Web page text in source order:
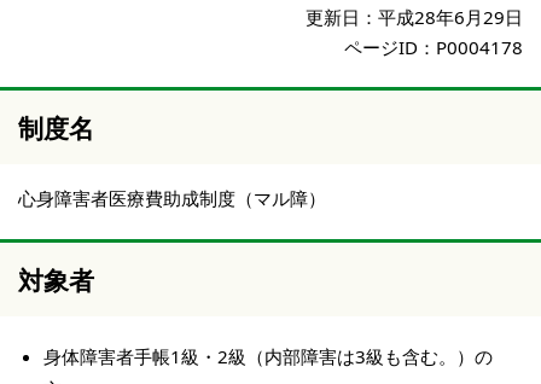
更新日： 平成28年6月29日
ページID：P0004178
制度名
心身障害者医療費助成制度（マル障）
対象者
身体障害者手帳1級・2級（内部障害は3級も含む。）の